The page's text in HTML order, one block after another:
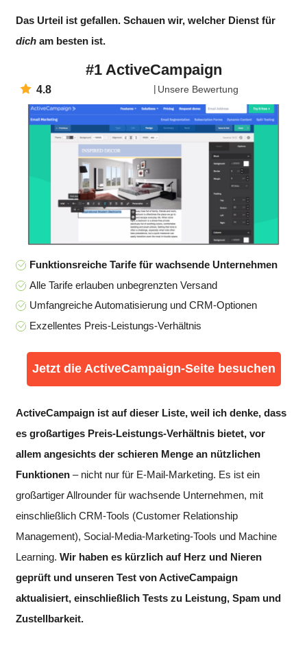
Das Urteil ist gefallen. Schauen wir, welcher Dienst für
dich am besten ist.
#1 ActiveCampaign
4.8 Unsere Bewertung
Funktionsreiche Tarife für wachsende Unternehmen
Alle Tarife erlauben unbegrenzten Versand
Umfangreiche Automatisierung und CRM-Optionen
Exzellentes Preis-Leistungs-Verhältnis
Jetzt die ActiveCampaign-Seite besuchen
ActiveCampaign ist auf dieser Liste, weil ich denke, dass
es großartiges Preis-Leistungs-Verhältnis bietet, vor
allem angesichts der schieren Menge an nützlichen
Funktionen – nicht nur für E-Mail-Marketing. Es ist ein
großartiger Allrounder für wachsende Unternehmen, mit
einschließlich CRM-Tools (Customer Relationship
Management), Social-Media-Marketing-Tools und Machine
Learning. Wir haben es kürzlich auf Herz und Nieren
geprüft und unseren Test von ActiveCampaign
aktualisiert, einschließlich Tests zu Leistung, Spam und
Zustellbarkeit.